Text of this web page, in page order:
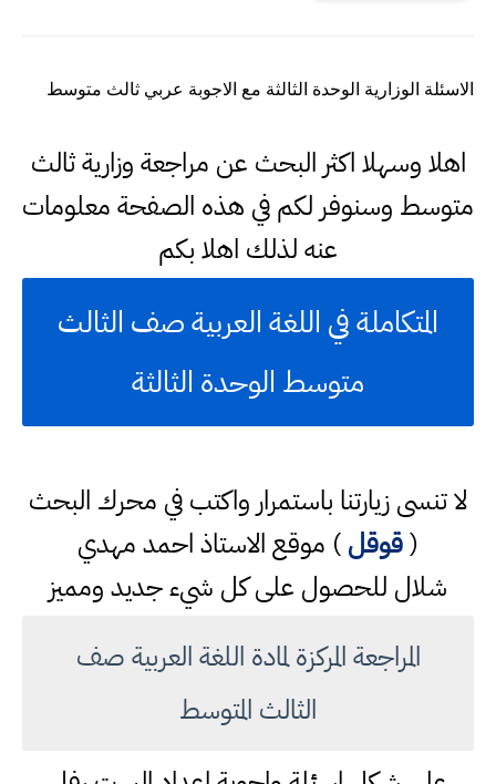
الاسئلة الوزارية الوحدة الثالثة مع الاجوبة عربي ثالث متوسط
اهلا وسهلا اكثر البحث عن مراجعة وزارية ثالث
متوسط وسنوفر لكم في هذه الصفحة معلومات
عنه لذلك اهلا بكم
المتكاملة في اللغة العربية صف الثالث
متوسط الوحدة الثالثة
لا تنسى زيارتنا باستمرار واكتب في محرك البحث
(قوقل) موقع الاستاذ احمد مهدي
شلال للحصول على كل شيء جديد ومميز
المراجعة المركزة لمادة اللغة العربية صف
الثالث المتوسط